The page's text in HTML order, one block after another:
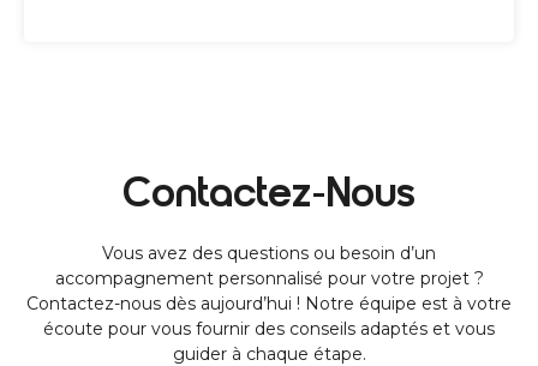
Contactez-Nous
Vous avez des questions ou besoin d’un
accompagnement personnalisé pour votre projet ?
Contactez-nous dès aujourd’hui ! Notre équipe est à votre
écoute pour vous fournir des conseils adaptés et vous
guider à chaque étape.